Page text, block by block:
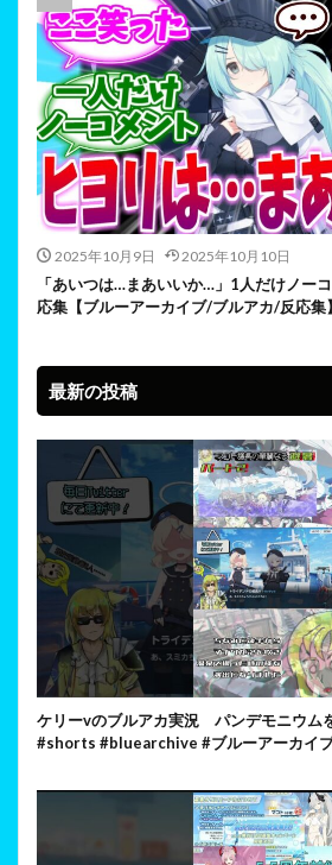
2025年10月9日 2025年10月10日
「あいつは…まあいいか…」1人だけノー
応集【ブルーアーカイブ/ブルアカ/反応集】
最新の投稿
ケリーvのブルアカ実況 パンデモニウム
#shorts #bluearchive #ブルーアーカイ